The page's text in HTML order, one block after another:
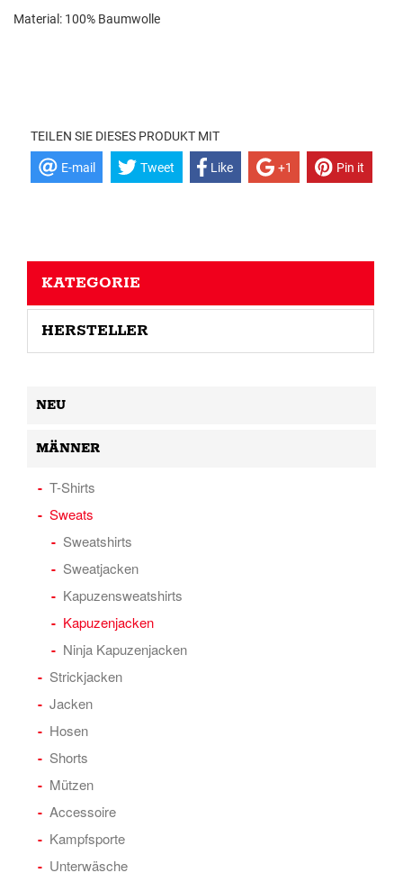
Material: 100% Baumwolle
TEILEN SIE DIESES PRODUKT MIT
E-mail Tweet Like +1 Pin it
KATEGORIE
HERSTELLER
NEU
MÄNNER
T-Shirts
Sweats
Sweatshirts
Sweatjacken
Kapuzensweatshirts
Kapuzenjacken
Ninja Kapuzenjacken
Strickjacken
Jacken
Hosen
Shorts
Mützen
Accessoire
Kampfsporte
Unterwäsche